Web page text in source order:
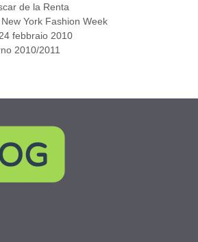
de la Renta
New York Fashion Week
febbraio 2010
2010/2011